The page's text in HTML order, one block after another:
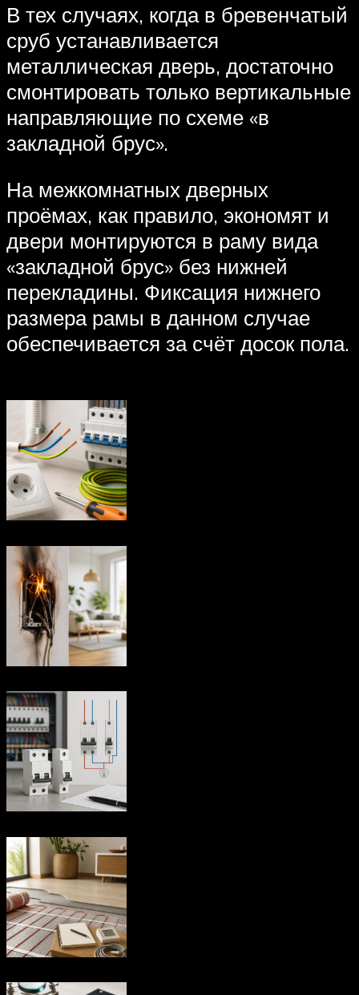
В тех случаях, когда в бревенчатый
сруб устанавливается
металлическая дверь, достаточно
смонтировать только вертикальные
направляющие по схеме «в
закладной брус».
На межкомнатных дверных
проёмах, как правило, экономят и
двери монтируются в раму вида
«закладной брус» без нижней
перекладины. Фиксация нижнего
размера рамы в данном случае
обеспечивается за счёт досок пола.